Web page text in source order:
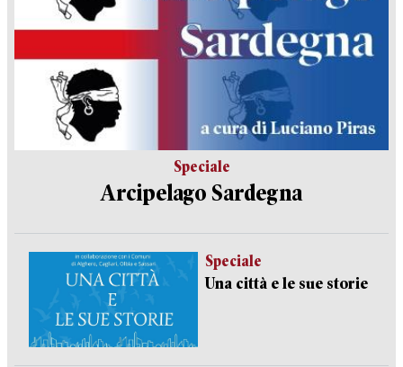
Speciale
Arcipelago Sardegna
Speciale
Una città e le sue storie